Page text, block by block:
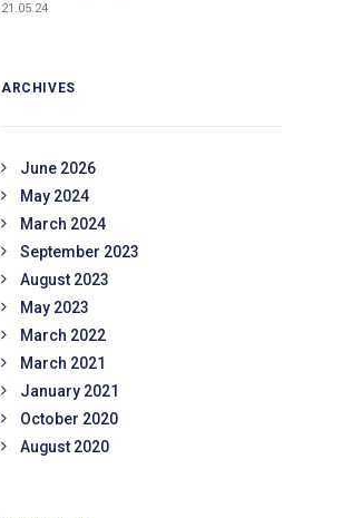
21.05.24
ARCHIVES
June 2026
May 2024
March 2024
September 2023
August 2023
May 2023
March 2022
March 2021
January 2021
October 2020
August 2020